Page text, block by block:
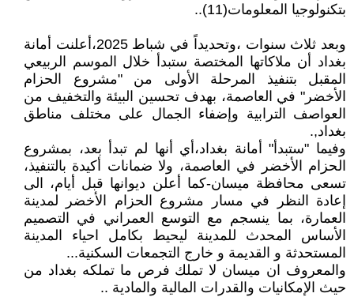
بتكنولوجيا المعلومات(11)..
وبعد ثلاث سنوات ،وتحديداً في شباط 2025،أعلنت أمانة
بغداد أن ملاكاتها المختصة ستبدأ خلال الموسم الربيعي
المقبل بتنفيذ المرحلة الأولى من "مشروع الحزام
الأخضر" في العاصمة، بهدف تحسين البيئة والتخفيف من
العواصف الترابية وإضفاء الجمال على مختلف مناطق
بغداد,.
وفيما "ستبدأ" أمانة بغداد،أي أنها لم تبدأ بعد، بمشروع
الحزام الأخضر في العاصمة، ولا ضمانات أكيدة بالتنفيذ،
تسعى محافظة ميسان-كما أعلن ديوانها قبل أيام، الى
إعادة النظر في مسار مشروع الحزام الأخضر لمدينة
العمارة، بما ينسجم مع التوسع العمراني في التصميم
الأساس المحدث للمدينة ليحيط بكامل احياء المدينة
المستحدثة و القديمة و خارج التجمعات السكنية...
والمعروف ان ميسان لا تملك فرص ما تملكه بغداد من
حيث الإمكانيات والقدرات المالية والمادية ..